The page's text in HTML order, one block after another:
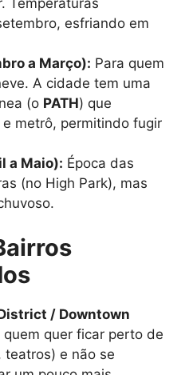
Temperaturas
esfriando em
a Março): Para quem
A cidade tem uma
(o PATH) que
metrô, permitindo fugir
a Maio): Época das
(no High Park), mas
/ Downtown
quem quer ficar perto de
teatros) e não se